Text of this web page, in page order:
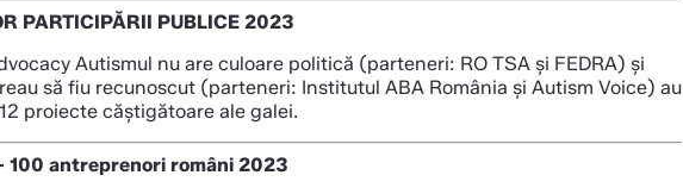
PARTICIPĂRII PUBLICE 2023
Autismul nu are culoare politică (parteneri: RO TSA și FEDRA) și
să fiu recunoscut (parteneri: Institutul ABA România și Autism Voice) au
proiecte căștigătoare ale galei.
100 antreprenori români 2023